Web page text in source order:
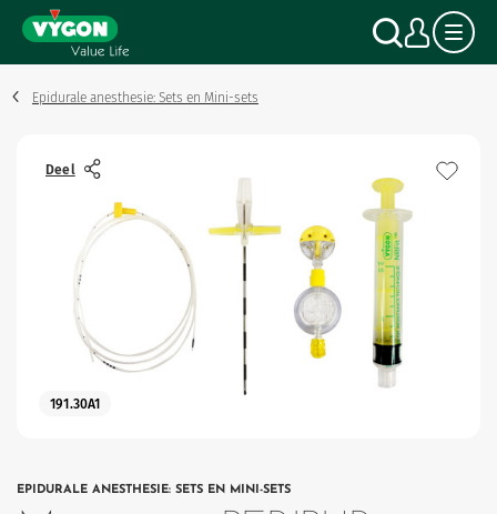
Cookies beheer paneel
Overslaan
de
inhoud
gaan
Zoek
Mijn
Epidurale anesthesie: Sets en Mini-sets
Deel
191.30A1
EPIDURALE ANESTHESIE: SETS EN MINI-SETS